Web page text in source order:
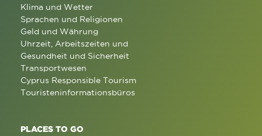
Klima und Wetter
Sprachen und Religionen
Geld und Währung
Uhrzeit, Arbeitszeiten und
Gesundheit und Sicherheit
Transportwesen
Cyprus Responsible Tourism
Touristeninformationsbüros
PLACES TO GO